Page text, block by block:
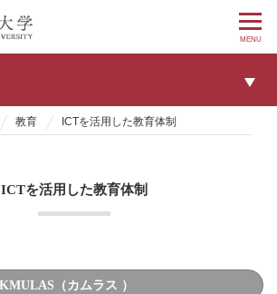
MENU
教育 ICTを活用した教育体制
ICTを活用した教育体制
（カムラス ）